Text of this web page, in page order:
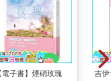
電子書】煙硝玫瑰 吉